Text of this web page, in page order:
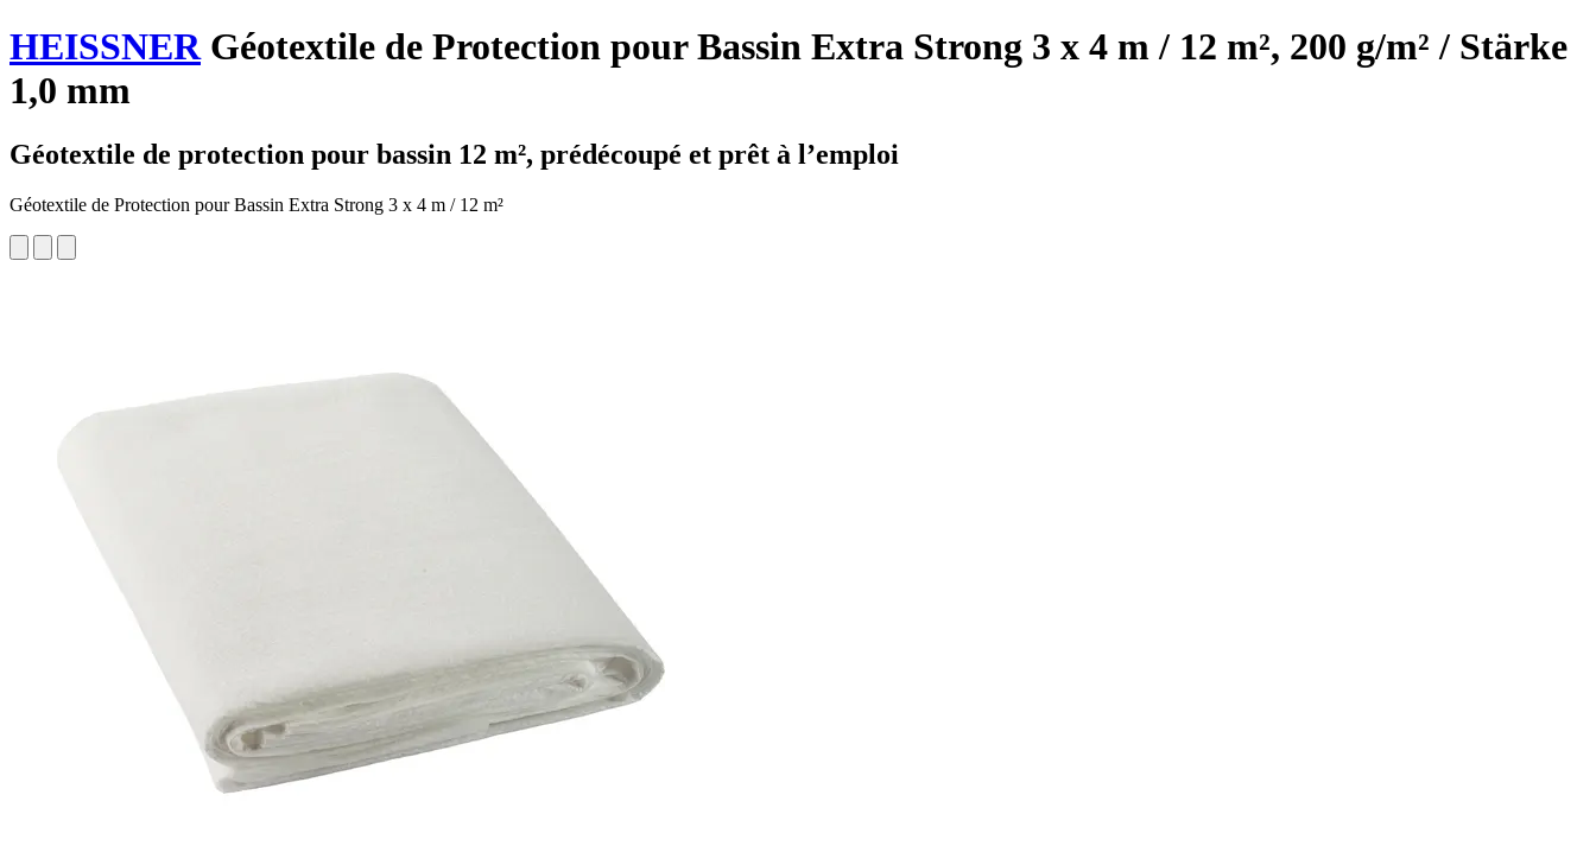
HEISSNERGéotextile de Protection pour Bassin Extra Strong 3 x 4 m / 12 m², 200 g/m² / Stärke
1,0 mm
Géotextile de protection pour bassin 12 m², prédécoupé et prêt à l’emploi
Géotextile de Protection pour Bassin Extra Strong 3 x 4 m / 12 m²